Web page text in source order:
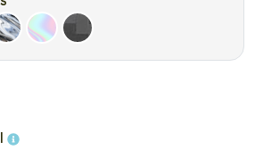
Gold
ChromeHolographique
Carbone Noir